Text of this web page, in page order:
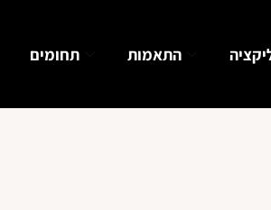
תחומים התאמות